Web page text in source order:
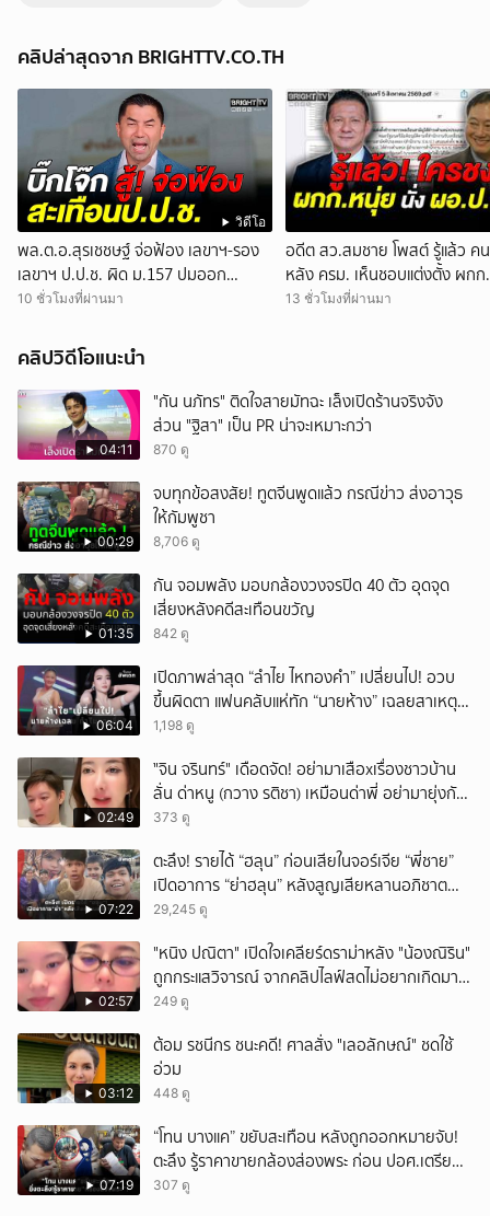
คลิปล่าสุดจาก BRIGHTTV.CO.TH
วิดีโอ
พล.ต.อ.สุรเชชษฐ์ จ่อฟ้อง เลขาฯ-รอง
เลขาฯ ป.ป.ช. ผิด ม.157 ปมออก
หนังสือสับสนเอื้อสอบคดีซ้ำซ้อน
10 ชั่วโมงที่ผ่านมา
อดีต สว.สมชาย โพสต์ รู้แล้ว ค
หลัง ครม. เห็นชอบแต่งตั้ง ผก
นั่ง ผอ.สำนักงาน ป.ย.ป.
13 ชั่วโมงที่ผ่านมา
คลิปวิดีโอแนะนำ
04:11
"กัน นภัทร" ติดใจสายมัทฉะ เล็งเปิดร้านจริงจัง
ส่วน "ฐิสา" เป็น PR น่าจะเหมาะกว่า
870 ดู
00:29
จบทุกข้อสงสัย! ทูตจีนพูดแล้ว กรณีข่าว ส่งอาวุธ
ให้กัมพูชา
8,706 ดู
01:35
กัน จอมพลัง มอบกล้องวงจรปิด 40 ตัว อุดจุด
เสี่ยงหลังคดีสะเทือนขวัญ
842 ดู
06:04
เปิดภาพล่าสุด “ลำไย ไหทองคำ” เปลี่ยนไป! อวบ
ขึ้นผิดตา แฟนคลับแห่ทัก “นายห้าง” เฉลยสาเหตุ
ชัด!
1,198 ดู
02:49
ั่"จิน จรินทร์" เดือดจัด! อย่ามาเสือxเรื่องชาวบ้าน
ลั่น ด่าหนู (กวาง รติชา) เหมือนด่าพี่ อย่ามายุ่งกับ
คนของผม จบ!!!
373 ดู
07:22
ตะลึง! รายได้ “ฮลุน” ก่อนเสียในจอร์เจีย “พี่ชาย”
เปิดอาการ “ย่าฮลุน” หลังสูญเสียหลานอภิชาต
บุตร!
29,245 ดู
02:57
"หนิง ปณิตา" เปิดใจเคลียร์ดราม่าหลัง "น้องณิริน"
ถูกกระแสวิจารณ์ จากคลิปไลฟ์สดไม่อยากเกิดมา
หน้าเหมือนพ่อ
249 ดู
03:12
ต้อม รชนีกร ชนะคดี! ศาลสั่ง "เลอลักษณ์" ชดใช้
อ่วม
448 ดู
07:19
“โทน บางแค” ขยับสะเทือน หลังถูกออกหมายจับ!
ตะลึง รู้ราคาขายกล้องส่องพระ ก่อน ปอศ.เตรียม
บุกรวบ?
307 ดู